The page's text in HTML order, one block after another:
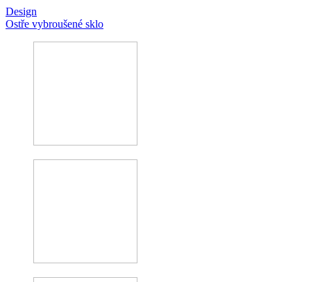
Design
Ostře vybroušené sklo